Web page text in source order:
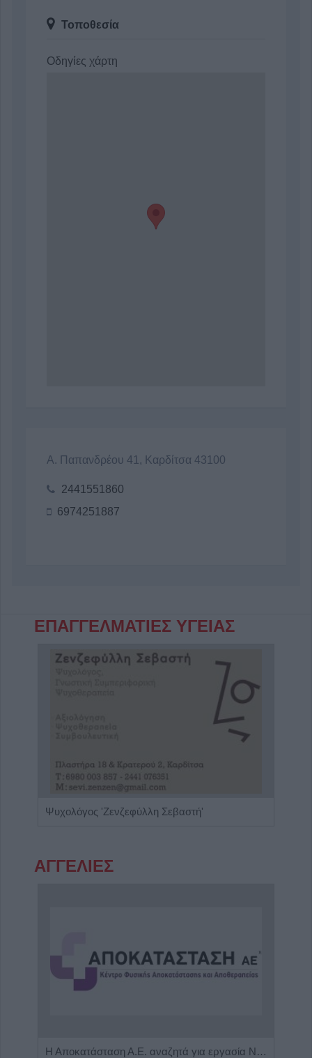
Τοποθεσία
Οδηγίες χάρτη
Α. Παπανδρέου 41, Καρδίτσα 43100
2441551860
6974251887
ΕΠΑΓΓΕΛΜΑΤΙΕΣ ΥΓΕΙΑΣ
Ψυχολόγος 'Ζενζεφύλλη Σεβαστή'
ΑΓΓΕΛΙΕΣ
Η Αποκατάσταση Α.Ε. αναζητά για εργασία Νοσηλευτές και Βοηθούς Νοσηλευτές